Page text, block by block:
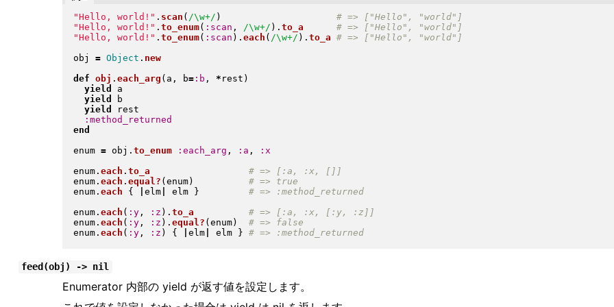
"Hello, world! " . scan ( /\w+/ )
"Hello, world! " . to_enum( :scan , /\w+/ ) . to_a
"Hello, world! " . to_enum( :scan ) . each ( /\w+/ ) . to_a
obj = Object . new
def obj . each_arg ( a, b=:b , * rest )
yield
a
yield
b
yield
rest
:method_returned
end
enum = obj . to_enum :each_arg , :a ,
:x
enum. each . to_a
enum. each . equal? (enum)
enum. each { elm| elm }
# => :method_returned
enum. each ( :y, :z ) . to_a
enum. each ( :y, :z ) . equal? (enum)
enum. each ( :y, :z ) { elm| elm } # => :method_returned
feed(obj) -> nil
Enumerator 内部の yield が返す値を設定します。